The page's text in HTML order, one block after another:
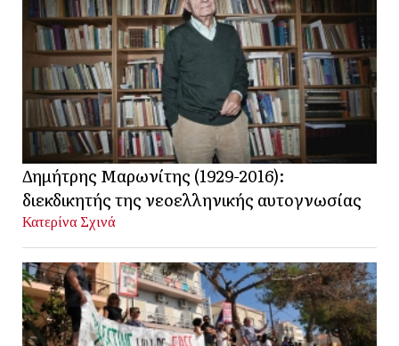
Δημήτρης Μαρωνίτης (1929-2016):
διεκδικητής της νεοελληνικής αυτογνωσίας
Κατερίνα Σχινά